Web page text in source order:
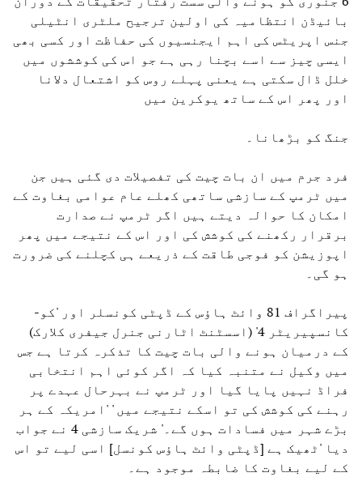
بائیڈن انتظامیہ کی اولین ترجیح ملٹری انٹیلی
جنس اپریٹس کی اہم ایجنسیوں کی حفاظت اور کسی بھی
ایسی چیز سے اسے بچنا رہی ہے جو اس کی کوششوں میں
خلل ڈال سکتی ہے یعنی پہلے روس کو اشتعال دلانا
اور پھر اس کے ساتھ یوکرین میں
جنگ ​​کو بڑھانا۔
فرد جرم میں ان بات چیت کی تفصیلات دی گئی ہیں جن
میں ٹرمپ کے سازشی ساتھی کھلے عام عوامی بغاوت کے
امکان کا حوالہ دیتے ہیں اگر ٹرمپ نے صدارت
برقرار رکھنے کی کوشش کی اور اس کے نتیجے میں پھر
اپوزیشن کو فوجی طاقت کے ذریعے ہی کچلنے کی ضرورت
ہو گی۔
پیراگراف 81 وائٹ ہاؤس کے ڈپٹی کونسلر اور 'کو-
کانسپیریٹر 4' (اسسٹنٹ اٹارنی جنرل جیفری کلارک)
کے درمیان ہونے والی بات چیت کا تذکرہ کرتا ہے جس
میں وکیل نے متنبہ کیا کہ اگر کوئی اہم انتخابی
فراڈ نہیں پایا گیا اور ٹرمپ نے بہرحال عہدے پر
رہنے کی کوشش کی تو اسکے نتیجے میں ' 'امریکہ کے ہر
بڑے شہر میں فسادات ہوں گے۔' شریک سازشی 4 نے جواب
دیا 'ٹھیک ہے [ڈپٹی وائٹ ہاؤس کونسل] اسی لیے تو اس
کے لیے بغاوت کا ضابطہ موجود ہے۔